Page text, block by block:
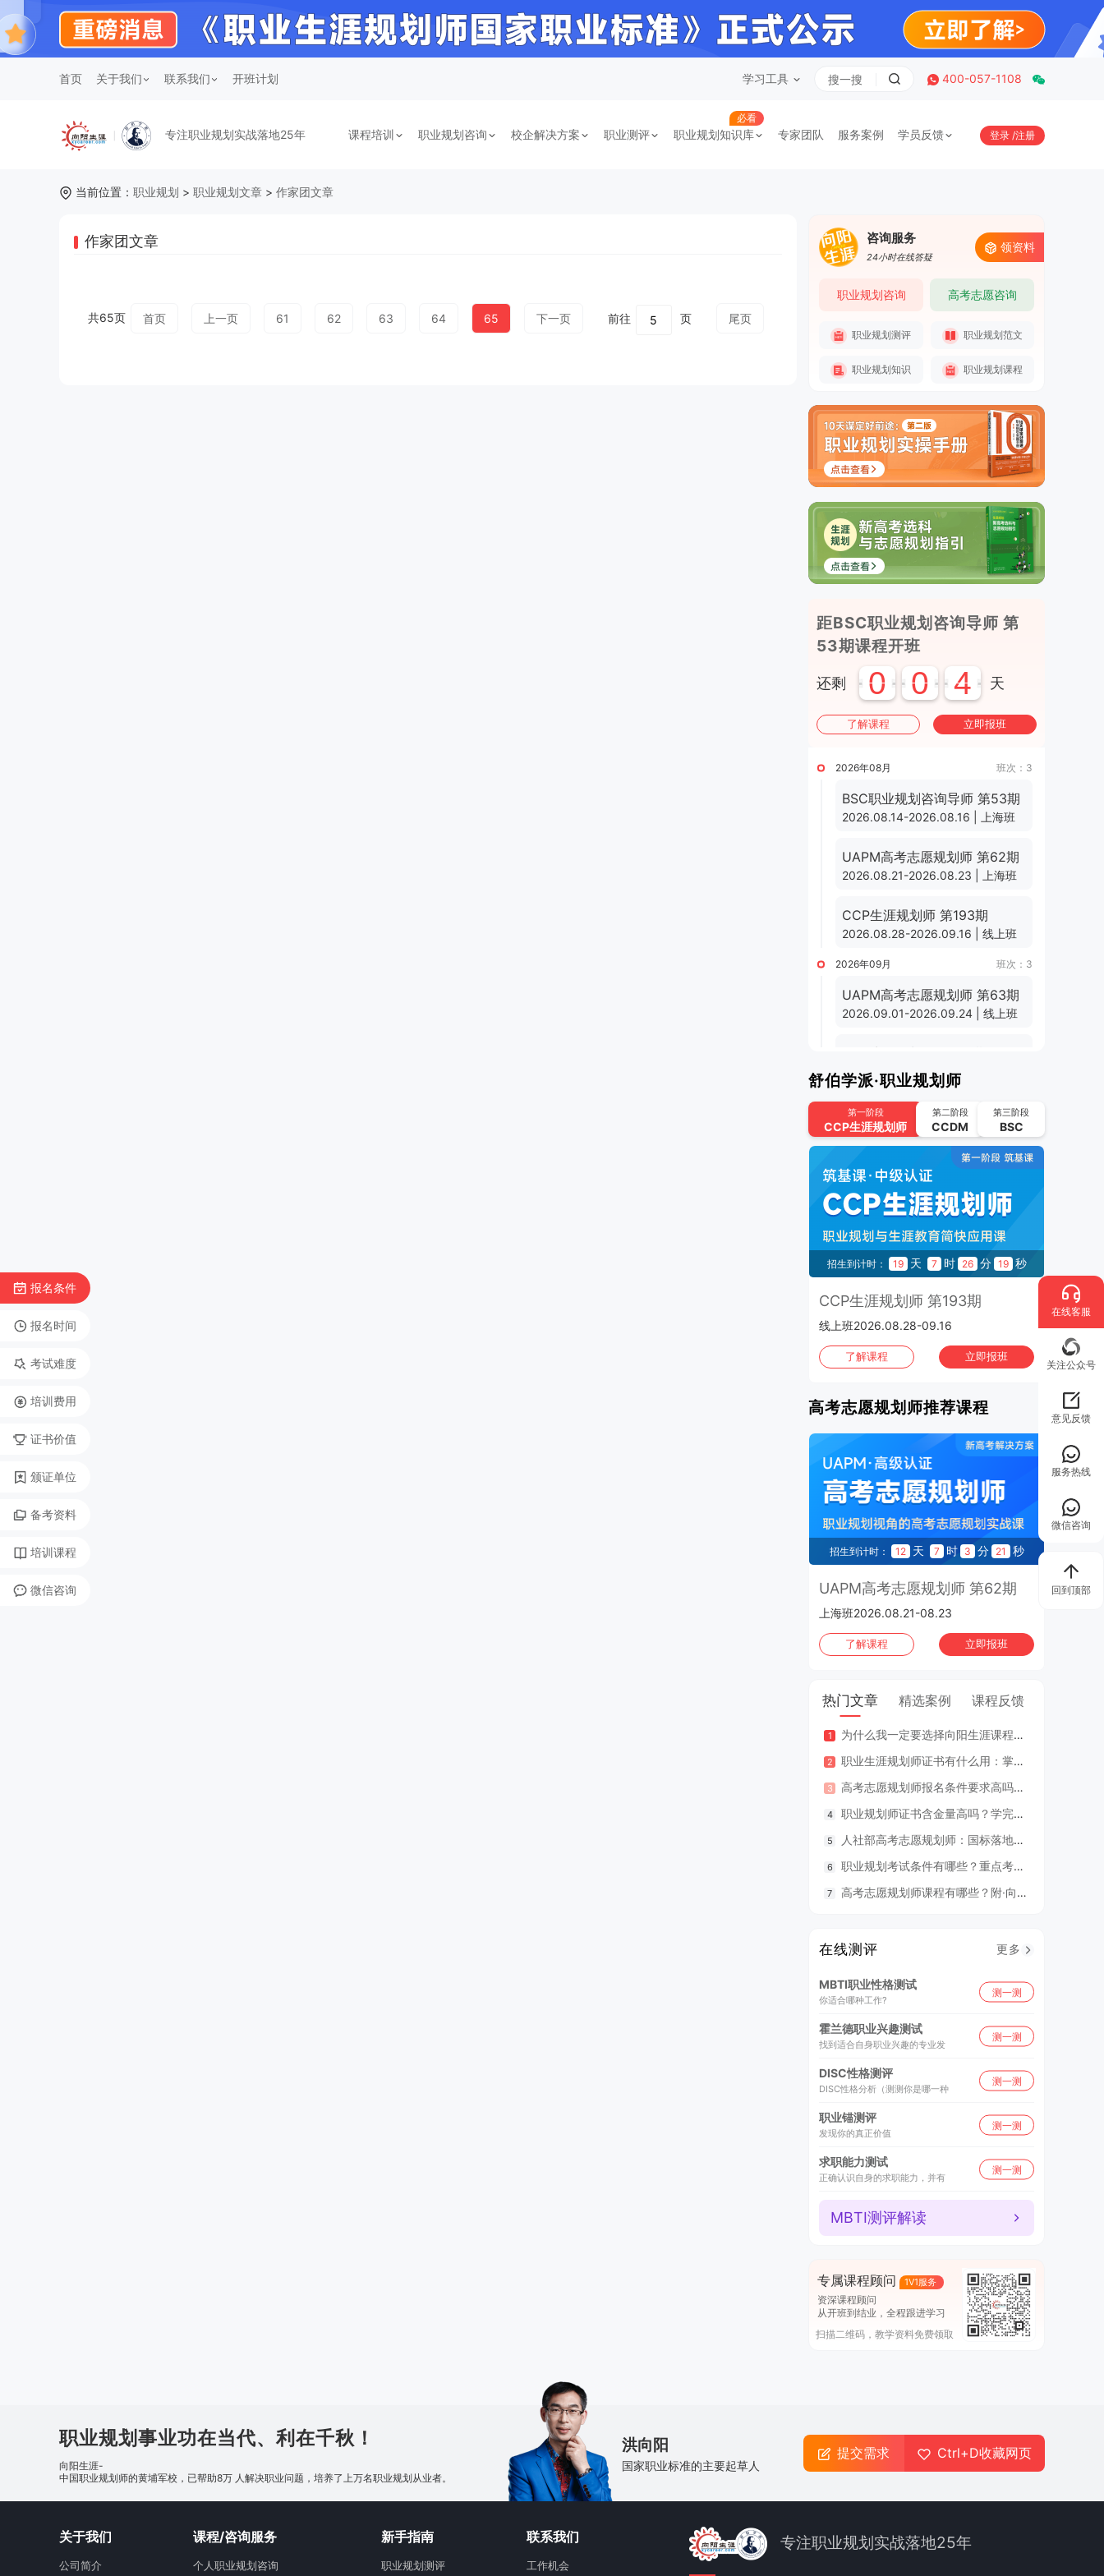
首页 关于我们 联系我们 开班计划 学习工具 400-057-1108
专注职业规划实战落地25年 课程培训 职业规划咨询 校企解决方案 职业测评
必看
职业规划知识库 专家团队 服务案例 学员反馈 登录 /注册
当前位置： 职业规划 > 职业规划文章 > 作家团文章
作家团文章
共65页 首页 上一页 61 62 63 64 65 下一页 前往 页 尾页
咨询服务
24小时在线答疑
领资料
职业规划咨询 高考志愿咨询
职业规划测评 职业规划范文
职业规划知识 职业规划课程
距BSC职业规划咨询导师 第
53期课程开班
还剩 0 0 4 天
了解课程 立即报班
班次：3
2026年08月
BSC职业规划咨询导师 第53期
2026.08.14-2026.08.16 | 上海班
UAPM高考志愿规划师 第62期
2026.08.21-2026.08.23 | 上海班
CCP生涯规划师 第193期
2026.08.28-2026.09.16 | 线上班
班次：3
2026年09月
UAPM高考志愿规划师 第63期
2026.09.01-2026.09.24 | 线上班
2026.09.11-2026.09.30 | 线上班
UAPM高考志愿规划师 第64期
2026.09.22-2026.10.15 | 线上班
班次：4
CCP生涯规划师 第195期
2026.10.02-2026.10.21 | 线上班
UAPM高考志愿规划师 第65期
2026.10.13-2026.11.05 | 线上班
CCP生涯规划师 第196期
2026.10.16-2026.11.04 | 线上班
CCP生涯规划师 第197期
舒伯学派·职业规划师
第一阶段
CCP生涯规划师
第二阶段
CCDM
第三阶段
BSC
招生到计时： 19 天 7 时 26 分 18 秒
CCP生涯规划师 第193期
线上班2026.08.28-09.16
了解课程 立即报班
高考志愿规划师推荐课程
招生到计时： 12 天 7 时 3 分 20 秒
UAPM高考志愿规划师 第62期
上海班2026.08.21-08.23
了解课程 立即报班
热门文章 精选案例 课程反馈
为什么我一定要选择向阳生涯课程体系？七大核心理由
职业生涯规划师证书有什么用：掌握专业知识与技能，助人也助己！
高考志愿规划师报名条件要求高吗？专业认证在哪里考？
职业规划师证书含金量高吗？学完好找工作吗？
人社部高考志愿规划师：国标落地，从业标准更明确，持证执业不可少
职业规划考试条件有哪些？重点考什么？
高考志愿规划师课程有哪些？附·向阳生涯26年UAPM课程开班计划表
在线测评 更多
MBTI职业性格测试
你适合哪种工作?
测一测
霍兰德职业兴趣测试
找到适合自身职业兴趣的专业发
测一测
DISC性格测评
DISC性格分析（测测你是哪一种
测一测
职业锚测评
发现你的真正价值
测一测
求职能力测试
正确认识自身的求职能力，并有
测一测
MBTI测评解读
专属课程顾问 1V1服务
资深课程顾问
从开班到结业，全程跟进学习
扫描二维码，教学资料免费领取
报名条件
报名时间
考试难度
培训费用
证书价值
颁证单位
备考资料
培训课程
微信咨询
职业规划事业功在当代、利在千秋！
向阳生涯-
中国职业规划师的黄埔军校，已帮助8万 人解决职业问题，培养了上万名职业规划从业者。
洪向阳
国家职业标准的主要起草人
提交需求 Ctrl+D收藏网页
关于我们
公司简介
课程/咨询服务
个人职业规划咨询
新手指南
职业规划测评
联系我们
工作机会
专注职业规划实战落地25年
在线客服
关注公众号
意见反馈
服务热线
微信咨询
回到顶部